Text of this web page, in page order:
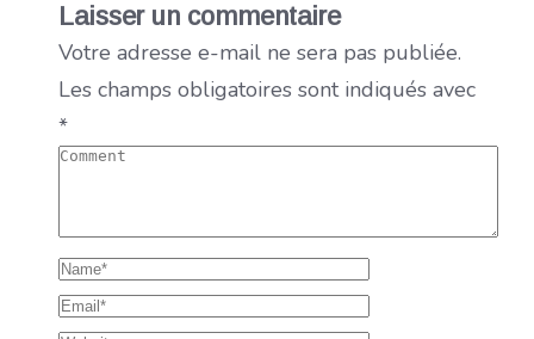
Laisser un commentaire
Votre adresse e-mail ne sera pas publiée.
Les champs obligatoires sont indiqués avec
*